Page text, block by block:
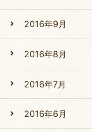
2016年9月
2016年8月
2016年7月
2016年6月